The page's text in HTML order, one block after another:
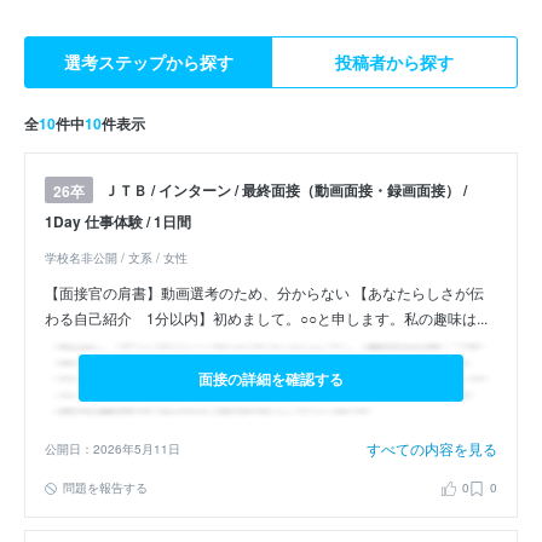
選考ステップから探す 投稿者から探す
全10件中10件表示
26卒
ＪＴＢ / インターン / 最終面接（動画面接・録画面接） /
1Day 仕事体験 / 1日間
学校名非公開 / 文系 / 女性
【面接官の肩書】動画選考のため、分からない 【あなたらしさが伝
わる自己紹介 1分以内】初めまして。○○と申します。私の趣味は...
面接の詳細を確認する
公開日：2026年5月11日 すべての内容を見る
問題を報告する 0 0